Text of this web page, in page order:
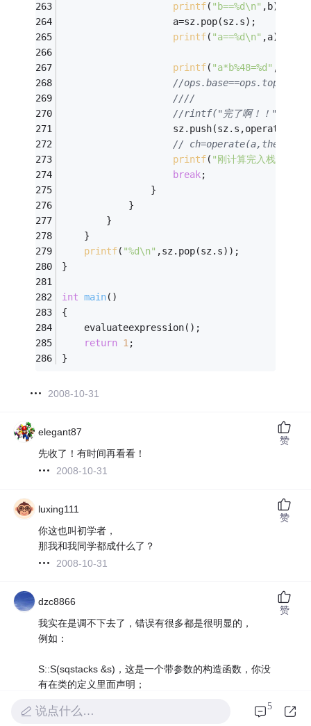
printf( "b==%d\n" ,b);
					a=sz.pop(sz.s);
printf( "a==%d\n" ,a);
printf( "a*b%48=%d" ,a*b%
//ops.base==ops.top
////
//rintf("完了啊！！");
//
printf( "刚计算完入栈ops的
break;
				}
			}
		}
	}
printf( "%d\n" ,sz.pop(sz.s));
}
int main()
{
	evaluateexpression();
return 1;
}
2008-10-31
elegant87
先收了！有时间再看看！
2008-10-31
赞
luxing111
你这也叫初学者，
那我和我同学都成什么了？
2008-10-31
赞
dzc8866
我实在是调不下去了，错误有很多都是很明显的，
例如：
S::S(sqstacks &s)，这是一个带参数的构造函数，你没
有在类的定义里面声明；
c.base=(int *)malloc(STACK_INIT_SIZE*sizeof(int));
赞
说点什么… 5